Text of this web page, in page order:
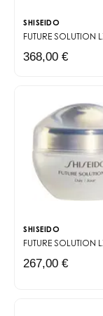
SHISEIDO
FUTURE SOLUTION
368,00 €
SHISEIDO
FUTURE SOLUTION
267,00 €